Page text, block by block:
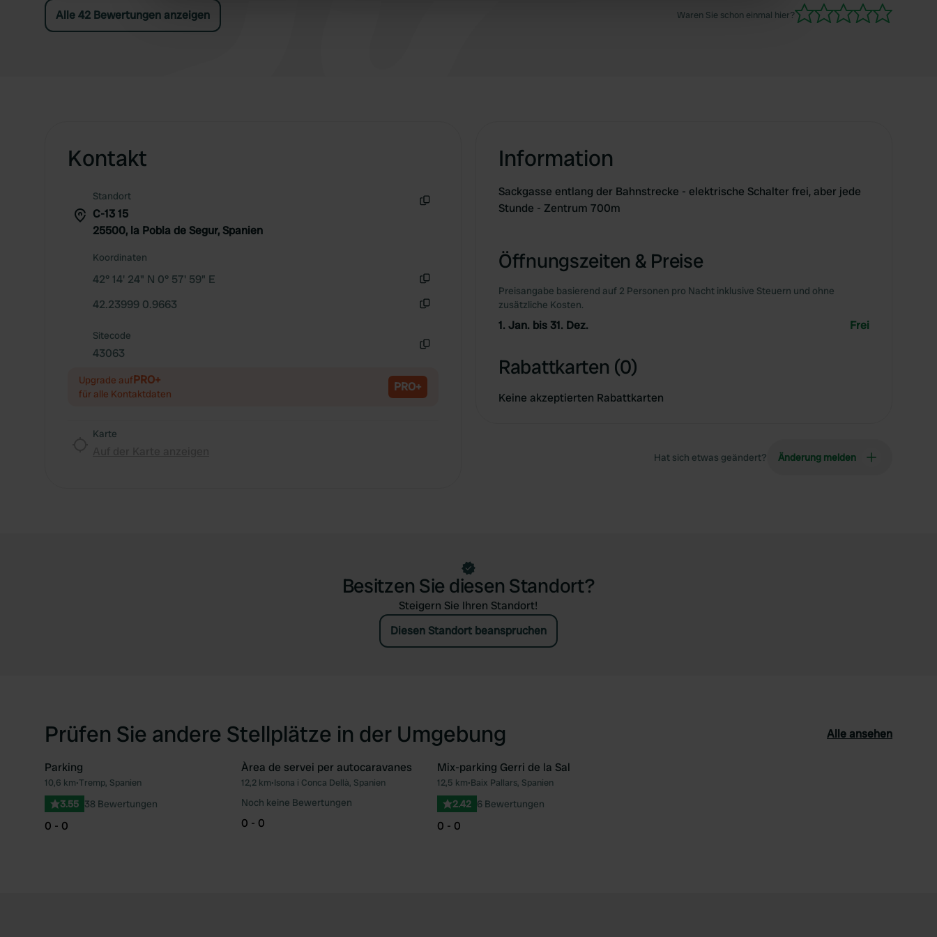
other information that you’ve provided to them or that they’ve collected from your use of their services.
Alle 42 Bewertungen anzeigen Waren Sie schon einmal hier?
Kontakt
Standort
C-13 15
25500, la Pobla de Segur, Spanien
Koordinaten
42° 14' 24" N 0° 57' 59" E
42.23999 0.9663
Sitecode
43063
Upgrade aufPRO+
für alle Kontaktdaten PRO+
Karte
Information
Sackgasse entlang der Bahnstrecke - elektrische Schalter frei, aber jede
Stunde - Zentrum 700m
Öffnungszeiten & Preise
Preisangabe basierend auf 2 Personen pro Nacht inklusive Steuern und ohne
zusätzliche Kosten.
1. Jan. bis 31. Dez. Frei
Rabattkarten (0)
Keine akzeptierten Rabattkarten
Hat sich etwas geändert? Änderung melden
Besitzen Sie diesen Standort?
Steigern Sie Ihren Standort!
Diesen Standort beanspruchen
Prüfen Sie andere Stellplätze in der Umgebung Alle ansehen
Favorit
Parking
10,6 km•Tremp, Spanien
3.55 38 Bewertungen
0 - 0
Favorit
Àrea de servei per autocaravanes
12,2 km•Isona i Conca Dellà, Spanien
Noch keine Bewertungen
0 - 0
Mix-parking Gerri de la Sal
12,5 km•Baix Pallars, Spanien
2.42 6 Bewertungen
0 - 0